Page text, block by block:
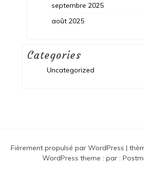
septembre 2025
août 2025
Categories
Uncategorized
Fièrement propulsé par WordPress |
WordPress theme : par :